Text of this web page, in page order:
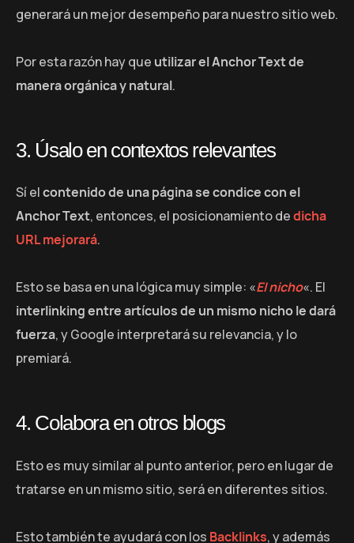
generará un mejor desempeño para nuestro sitio web.
Por esta razón hay que utilizar el Anchor Text de
manera orgánica y natural.
3. Úsalo en contextos relevantes
Sí elcontenido de una página se condice con el
Anchor Text, entonces, el posicionamiento dedicha
URL mejorará.
Esto se basa en una lógica muy simple: «El nicho«. El
interlinking entre artículos de un mismo nicho le dará
fuerza, y Google interpretará su relevancia, y lo
premiará.
4. Colabora en otros blogs
Esto es muy similar al punto anterior, pero en lugar de
tratarse en un mismo sitio, será en diferentes sitios.
Esto también te ayudará con los Backlinks, y además